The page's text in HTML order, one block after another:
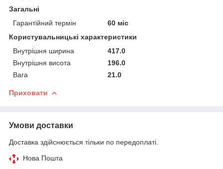
Загальні
Гарантійний термін
60 міс
Користувальницькі характеристики
Внутрішня ширина
417.0
Внутрішня висота
196.0
Вага
21.0
Приховати
Умови доставки
Доставка здійснюється тільки по передоплаті.
Нова Пошта